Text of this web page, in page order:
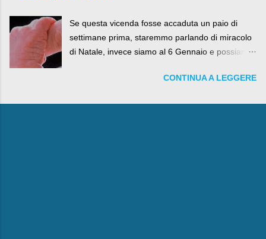
Se questa vicenda fosse accaduta un paio di
settimane prima, staremmo parlando di miracolo
di Natale, invece siamo al 6 Gennaio e possiamo
e la Befana, visto il lieto epilogo della vicenda.
CONTINUA A LEGGERE